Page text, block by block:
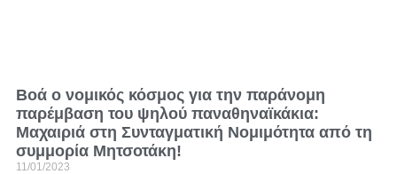
Βοά ο νομικός κόσμος για την παράνομη
παρέμβαση του ψηλού παναθηναϊκάκια:
Μαχαιριά στη Συνταγματική Νομιμότητα από τη
συμμορία Μητσοτάκη!
11/01/2023